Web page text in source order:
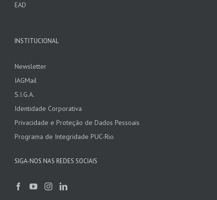
EAD
INSTITUCIONAL
Newsletter
IAGMail
S.I.G.A.
Identidade Corporativa
Privacidade e Proteção de Dados Pessoais
Programa de Integridade PUC-Rio
SIGA-NOS NAS REDES SOCIAIS